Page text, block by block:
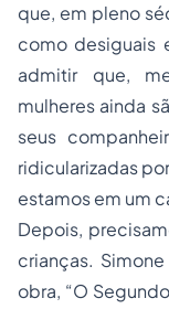
que, em pleno
como desiguais
admitir que,
mulheres ainda
seus
ridicularizadas
estamos em um
Depois,
crianças.
obra, “O